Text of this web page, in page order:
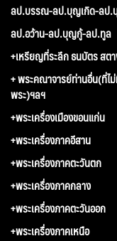
ลป.บรรณ-ลป.บุญเกิด-ลป
ลป.อว้าน-ลป.บุญกู้-ลป.ทูล
+เหรียญที่ระลึก ธนบัตร สต
+ พระคณาจารย์ท่านอื่น(ที่ไ
พระ)ฯลฯ
+พระเครื่องเมืองขอนแก่น
+พระเครื่องภาคอีสาน
+พระเครื่องภาคตะวันตก
+พระเครื่องภาคกลาง
+พระเครื่องภาคตะวันออก
+พระเครื่องภาคเหนือ